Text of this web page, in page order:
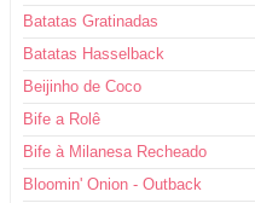
Batatas Gratinadas
Batatas Hasselback
Beijinho de Coco
Bife a Rolê
Bife à Milanesa Recheado
Bloomin' Onion - Outback